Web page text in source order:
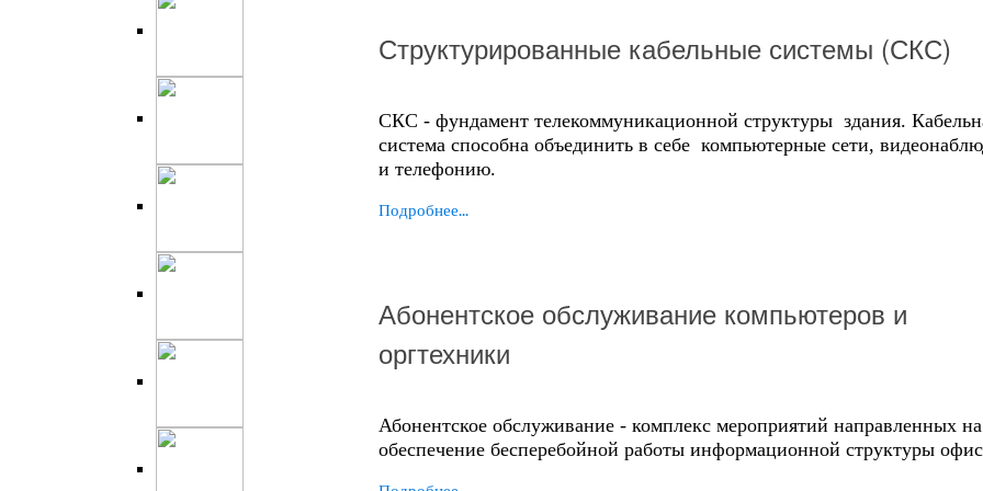
Структурированные кабельные системы (СКС)
СКС - фундамент телекоммуникационной структуры здания.
система способна объединить в себе компьютерные сети,
и телефонию.
Подробнее...
Абонентское обслуживание компьютеров и
оргтехники
Абонентское обслуживание - комплекс мероприятий направленных на
обеспечение бесперебойной работы информационной структуры